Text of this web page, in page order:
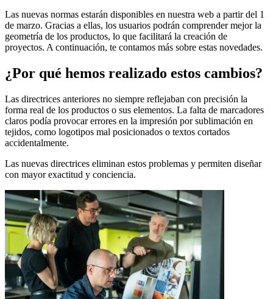
Las nuevas normas estarán disponibles en nuestra web a partir del 1
de marzo. Gracias a ellas, los usuarios podrán comprender mejor la
geometría de los productos, lo que facilitará la creación de
proyectos. A continuación, te contamos más sobre estas novedades.
¿Por qué hemos realizado estos cambios?
Las directrices anteriores no siempre reflejaban con precisión la
forma real de los productos o sus elementos. La falta de marcadores
claros podía provocar errores en la impresión por sublimación en
tejidos, como logotipos mal posicionados o textos cortados
accidentalmente.
Las nuevas directrices eliminan estos problemas y permiten diseñar
con mayor exactitud y conciencia.